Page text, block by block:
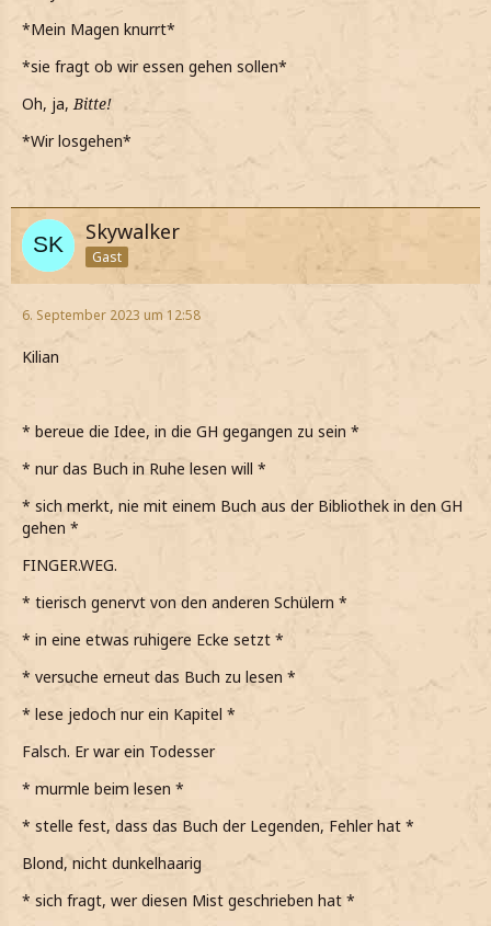
Wollen wir vielleicht etwas essen gehen?
*ihn frage und ihn etwas besorgt anschaue*
Shadow Forest
*Mein Magen knurrt*
*sie fragt ob wir essen gehen sollen*
Oh, ja,Bitte!
*Wir losgehen*
Skywalker
Gast
6. September 2023 um 12:58
Kilian
* bereue die Idee, in die GH gegangen zu sein *
* nur das Buch in Ruhe lesen will *
* sich merkt, nie mit einem Buch aus der Bibliothek in den GH
gehen *
FINGER.WEG.
* tierisch genervt von den anderen Schülern *
* in eine etwas ruhigere Ecke setzt *
* versuche erneut das Buch zu lesen *
* lese jedoch nur ein Kapitel *
Falsch. Er war ein Todesser
* murmle beim lesen *
* stelle fest, dass das Buch der Legenden, Fehler hat *
Blond, nicht dunkelhaarig
* sich fragt, wer diesen Mist geschrieben hat *